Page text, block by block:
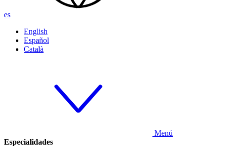
es
English
Español
Català
Menú
Especialidades